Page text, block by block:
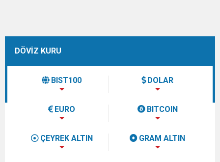
DÖVİZ KURU
BIST100 DOLAR
EURO BITCOIN
ÇEYREK ALTIN GRAM ALTIN